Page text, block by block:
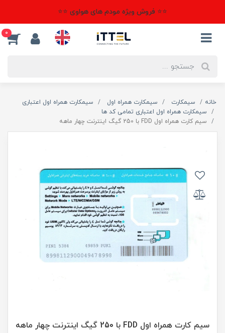
⭐⭐ فروش ویژه مودم های هواوی ⭐⭐
0
خانه سیمکارت سیمکارت همراه اول
سیمکارت همراه اول اعتباری
سیمکارت همراه اول اعتباری تمامی کد ها
سیم کارت همراه اول FDD با 250 گیگ اینترنت چهار ماهه
سیم کارت همراه اول FDD با 250 گیگ اینترنت چهار ماهه